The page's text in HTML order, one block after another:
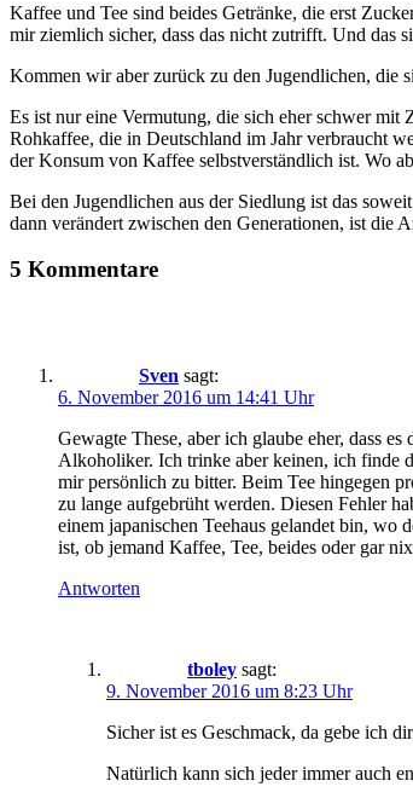
Kaffee und Tee sind beides Getränke, die erst
mir ziemlich sicher, dass das nicht zutrifft. Und das
Kommen wir aber zurück zu den Jugendlichen, die
Es ist nur eine Vermutung, die sich eher schwer mit
Rohkaffee, die in Deutschland im Jahr verbraucht
der Konsum von Kaffee selbstverständlich ist. Wo
Bei den Jugendlichen aus der Siedlung ist das
dann verändert zwischen den Generationen, ist die
5 Kommentare
Sven sagt:
6. November 2016 um 14:41 Uhr
Gewagte These, aber ich glaube eher, dass
Alkoholiker. Ich trinke aber keinen, ich finde
mir persönlich zu bitter. Beim Tee hingegen
zu lange aufgebrüht werden. Diesen Fehler
einem japanischen Teehaus gelandet bin, wo
ist, ob jemand Kaffee, Tee, beides oder gar
Antworten
tboley sagt:
9. November 2016 um 8:23 Uhr
Sicher ist es Geschmack, da gebe ich
Natürlich kann sich jeder immer auch